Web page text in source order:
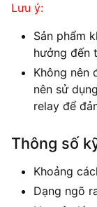
Lưu ý:
Sản phẩm
hưởng đến
Không nên
nên sử
relay để
Thông số
Khoảng
Dạng ngõ